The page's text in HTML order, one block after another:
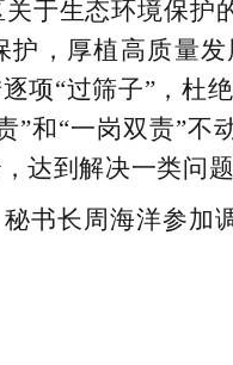
于生态环境保
护，厚植高质量
项“过筛子”，杜
”和“一岗双责”
达到解决一类问
书长周海洋参加